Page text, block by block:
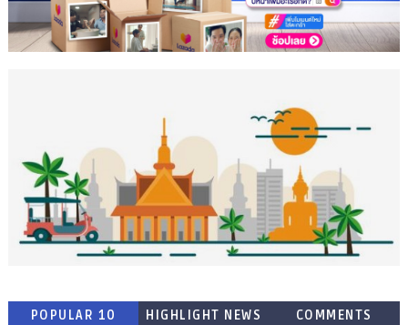
POPULAR 10 HIGHLIGHT NEWS COMMENTS